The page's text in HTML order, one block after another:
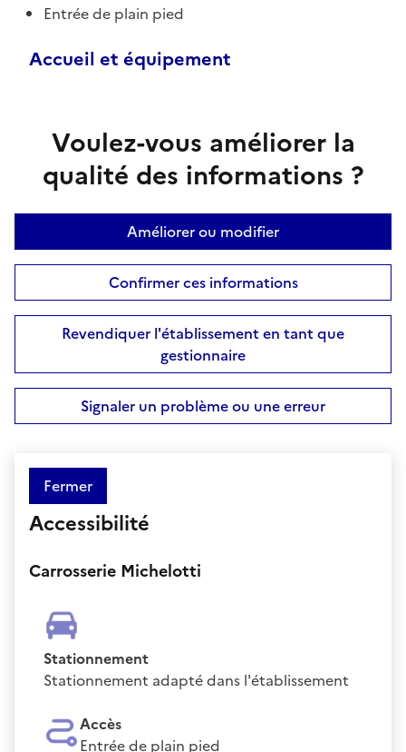
Entrée de plain pied
Accueil et équipement
Voulez-vous améliorer la
qualité des informations ?
Améliorer ou modifier
Confirmer ces informations
Revendiquer l'établissement en tant que
gestionnaire
Signaler un problème ou une erreur
Fermer
Accessibilité
Carrosserie Michelotti
Stationnement
Stationnement adapté dans l'établissement
Accès
Entrée de plain pied